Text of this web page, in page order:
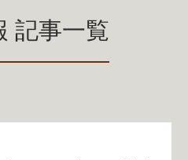
記事一覧